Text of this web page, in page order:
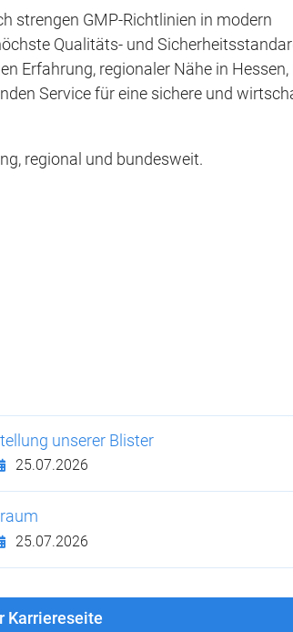
strengen GMP-Richtlinien in modern
Qualitäts- und
Erfahrung, regionaler Nähe in
Service für eine sichere und
regional und bundesweit.
unserer Blister
25.07.2026
25.07.2026
Karriereseite